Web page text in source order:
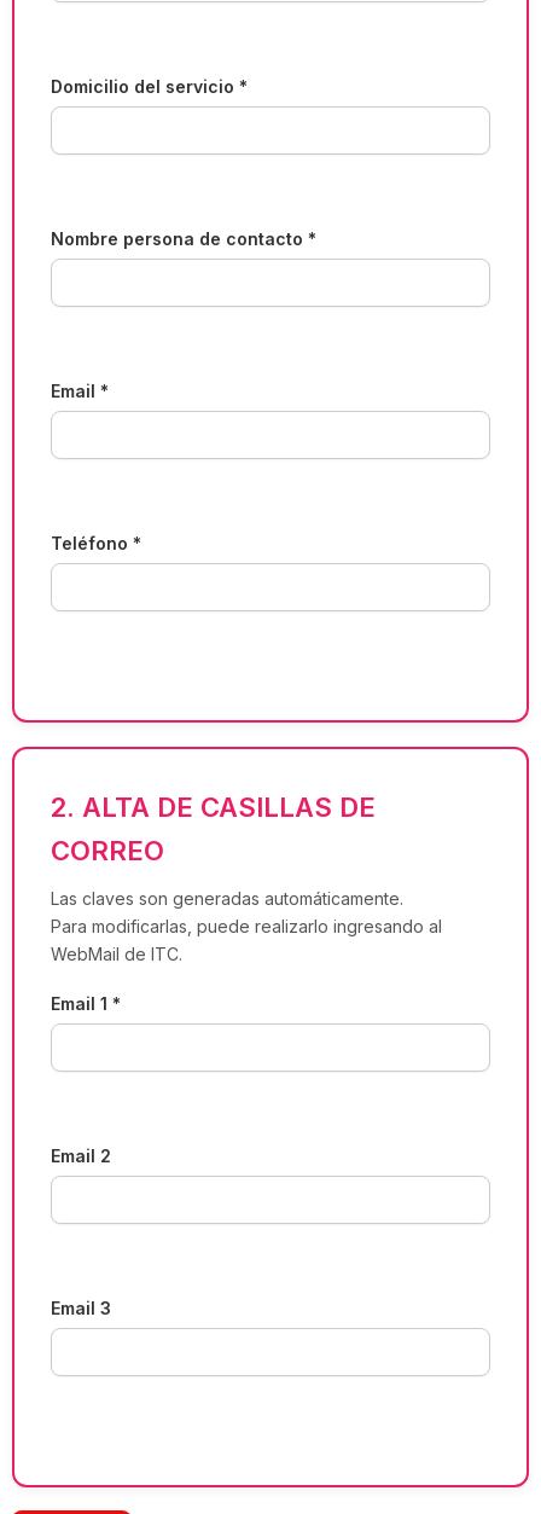
Domicilio del servicio *
Nombre persona de contacto *
Email *
Teléfono *
2. ALTA DE CASILLAS DE
CORREO
Las claves son generadas automáticamente.
Para modificarlas, puede realizarlo ingresando al
WebMail de ITC.
Email 1 *
Email 2
Email 3